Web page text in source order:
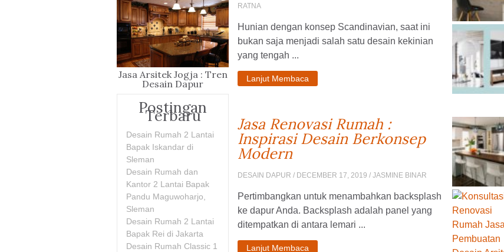
RATNA
Hunian dengan konsep Scandinavian, saat ini
bukan saja menjadi salah satu desain kekinian
yang tengah ...
Lanjut Membaca
Jasa Renovasi Rumah :
Inspirasi Desain Berkonsep
Modern
DESAIN DAPUR / DECEMBER 17, 2019 / JASMINE BINAR
Pertimbangkan untuk menambahkan backsplash
ke dapur Anda. Backsplash adalah panel yang
ditempatkan di antara lemari ...
Lanjut Membaca
Jasa Arsitek Jogja : Tren
Desain Dapur
Postingan
Terbaru
Desain Rumah 2 Lantai
Bapak Iskandar di
Sleman
Desain Rumah dan
Kantor 2 Lantai Bapak
Pandu Maguwoharjo,
Sleman
Desain Rumah 2 Lantai
Bapak Rei di Jakarta
Desain Rumah Classic 1